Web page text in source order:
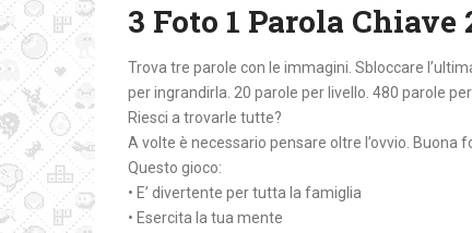
3 Foto 1 Parola
Trova tre parole con le immagini. Sbloccare
per ingrandirla. 20 parole per livello. 480 parole per
Riesci a trovarle tutte?
A volte è necessario pensare oltre l’ovvio. Buona
Questo gioco:
• E’ divertente per tutta la famiglia
• Esercita la tua mente